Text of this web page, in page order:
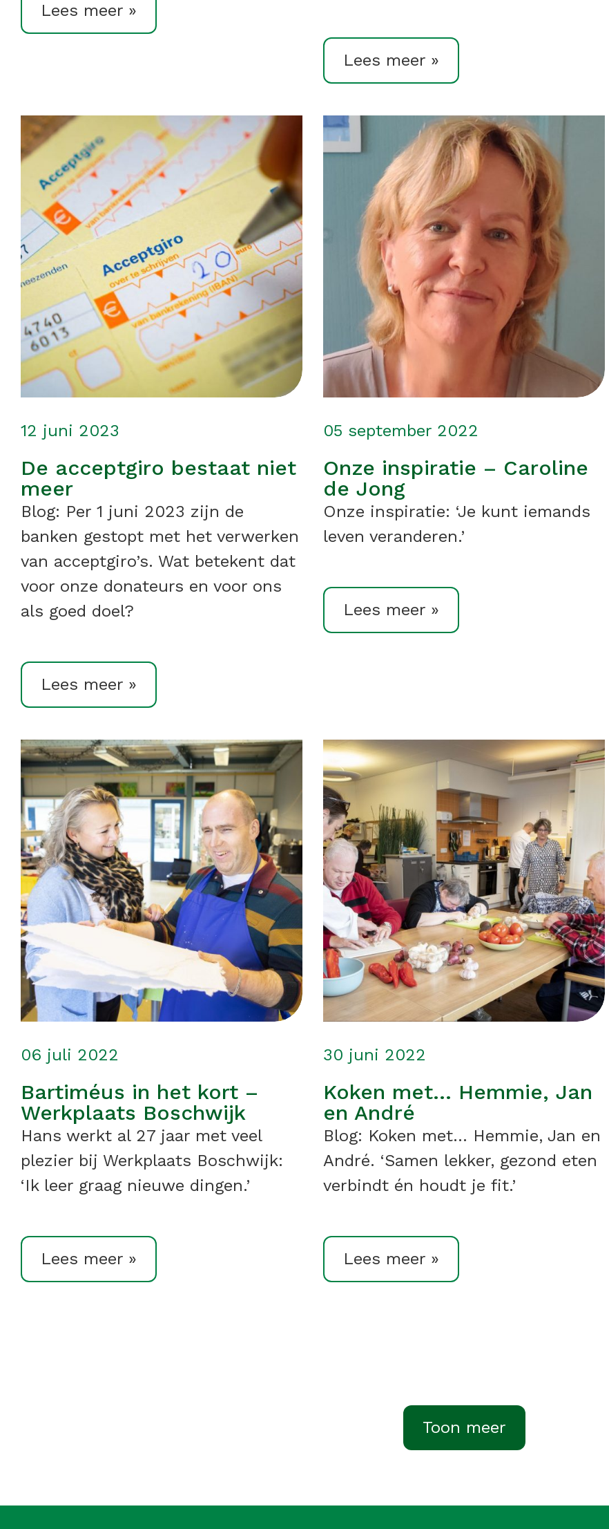
Lees meer »
Lees meer »
De acceptgiro bestaat niet
meer
12 juni 2023
Blog: Per 1 juni 2023 zijn de
banken gestopt met het verwerken
van acceptgiro’s. Wat betekent dat
voor onze donateurs en voor ons
als goed doel?
Lees meer »
Onze inspiratie – Caroline
de Jong
05 september 2022
Onze inspiratie: ‘Je kunt iemands
leven veranderen.’
Lees meer »
Bartiméus in het kort –
Werkplaats Boschwijk
06 juli 2022
Hans werkt al 27 jaar met veel
plezier bij Werkplaats Boschwijk:
‘Ik leer graag nieuwe dingen.’
Lees meer »
Koken met… Hemmie, Jan
en André
30 juni 2022
Blog: Koken met... Hemmie, Jan en
André. ‘Samen lekker, gezond eten
verbindt én houdt je fit.’
Lees meer »
Toon meer